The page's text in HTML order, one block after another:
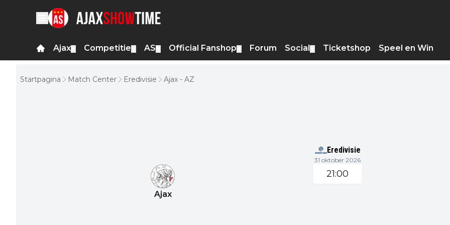
Ajax Competitie AS Official Fanshop Forum Social Ticketshop Speel en Win
Startpagina Match Center Eredivisie Ajax - AZ
Eredivisie
31 oktober 2026
Ajax
21:00